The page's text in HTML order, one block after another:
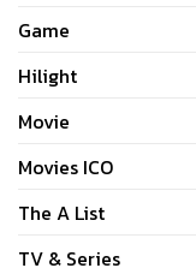
Game
Hilight
Movie
Movies ICO
The A List
TV & Series